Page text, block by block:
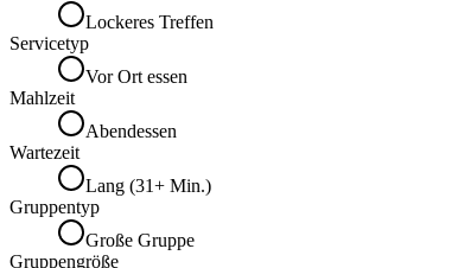
Lockeres Treffen
Servicetyp
Vor Ort essen
Mahlzeit
Abendessen
Wartezeit
Lang (31+ Min.)
Gruppentyp
Große Gruppe
Gruppengröße